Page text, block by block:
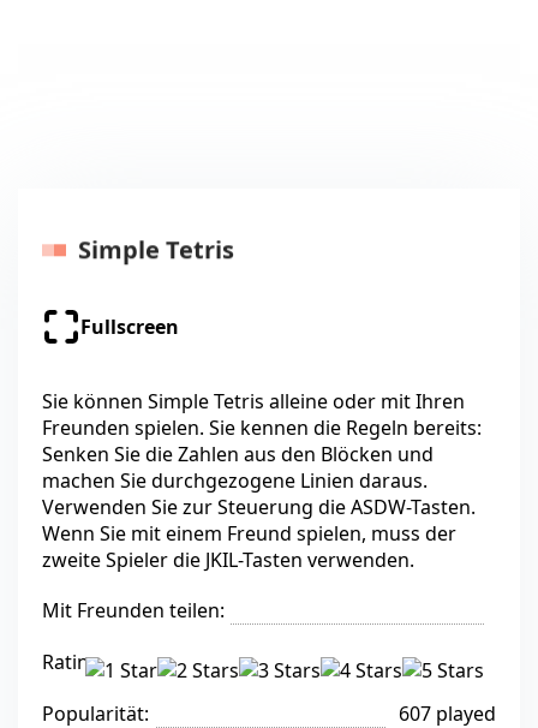
Simple Tetris
Fullscreen
Sie können Simple Tetris alleine oder mit Ihren
Freunden spielen. Sie kennen die Regeln bereits:
Senken Sie die Zahlen aus den Blöcken und
machen Sie durchgezogene Linien daraus.
Verwenden Sie zur Steuerung die ASDW-Tasten.
Wenn Sie mit einem Freund spielen, muss der
zweite Spieler die JKIL-Tasten verwenden.
Mit Freunden teilen:
Rating:
Popularität:
607 played